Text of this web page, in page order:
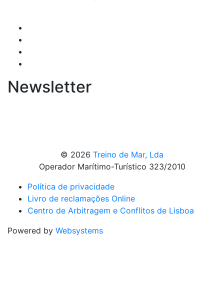
Newsletter
© 2026 Treino de Mar, Lda
Operador Marítimo-Turístico 323/2010
Política de privacidade
Livro de reclamações Online
Centro de Arbitragem e Conflitos de Lisboa
Powered by Websystems